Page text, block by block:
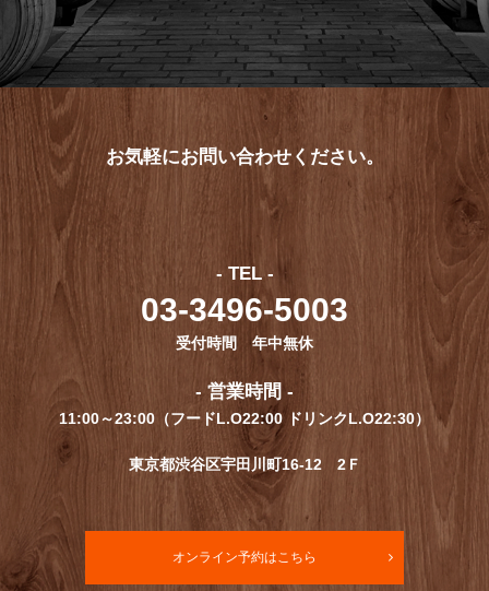
お気軽にお問い合わせください。
- TEL -
03-3496-5003
受付時間 年中無休
- 営業時間 -
11:00～23:00（フードL.O22:00 ドリンクL.O22:30）
東京都渋谷区宇田川町16-12 2Ｆ
オンライン予約はこちら